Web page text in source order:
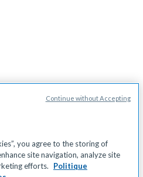
you agree to the storing of
site navigation, analyze site
efforts.
Politique
Continue without Accepting